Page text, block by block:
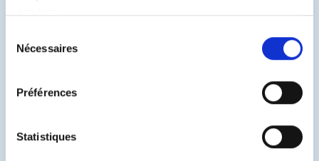
services.
Nécessaires
Préférences
Statistiques